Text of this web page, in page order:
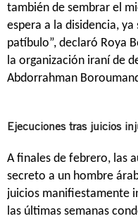
también de sembrar el
espera a la disidencia, ya
patíbulo”, declaró Roya
la organización iraní de
Abdorrahman
Ejecuciones tras juicios
A finales de febrero, las
secreto a un hombre
juicios manifiestamente
las últimas semanas